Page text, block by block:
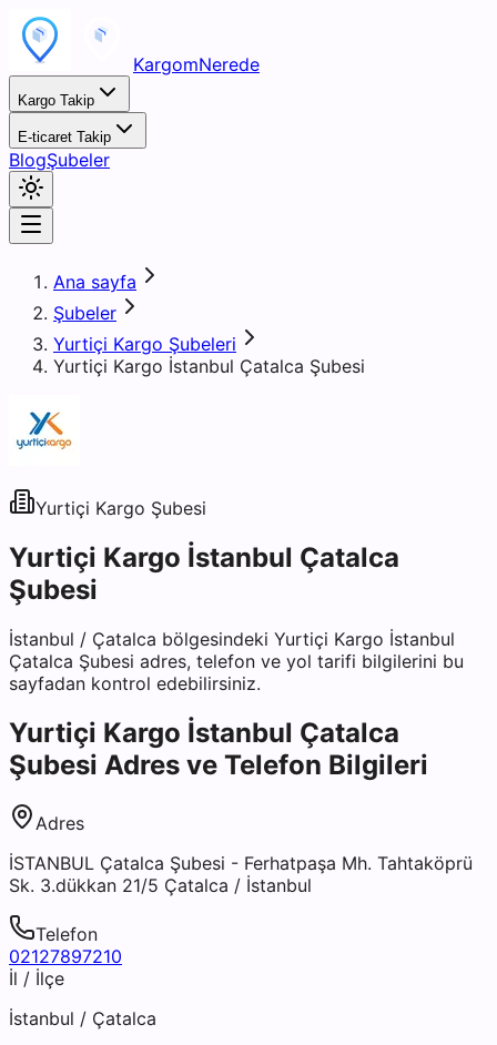
KargomNerede
Kargo Takip
E-ticaret Takip
BlogŞubeler
Ana sayfa
Şubeler
Yurtiçi Kargo Şubeleri
Yurtiçi Kargo İstanbul Çatalca Şubesi
Yurtiçi Kargo Şubesi
Yurtiçi Kargo İstanbul Çatalca
Şubesi
İstanbul / Çatalca bölgesindeki Yurtiçi Kargo İstanbul
Çatalca Şubesi adres, telefon ve yol tarifi bilgilerini bu
sayfadan kontrol edebilirsiniz.
Yurtiçi Kargo İstanbul Çatalca
Şubesi Adres ve Telefon Bilgileri
Adres
İSTANBUL Çatalca Şubesi - Ferhatpaşa Mh. Tahtaköprü
Sk. 3.dükkan 21/5 Çatalca / İstanbul
Telefon
02127897210
İl / İlçe
İstanbul / Çatalca